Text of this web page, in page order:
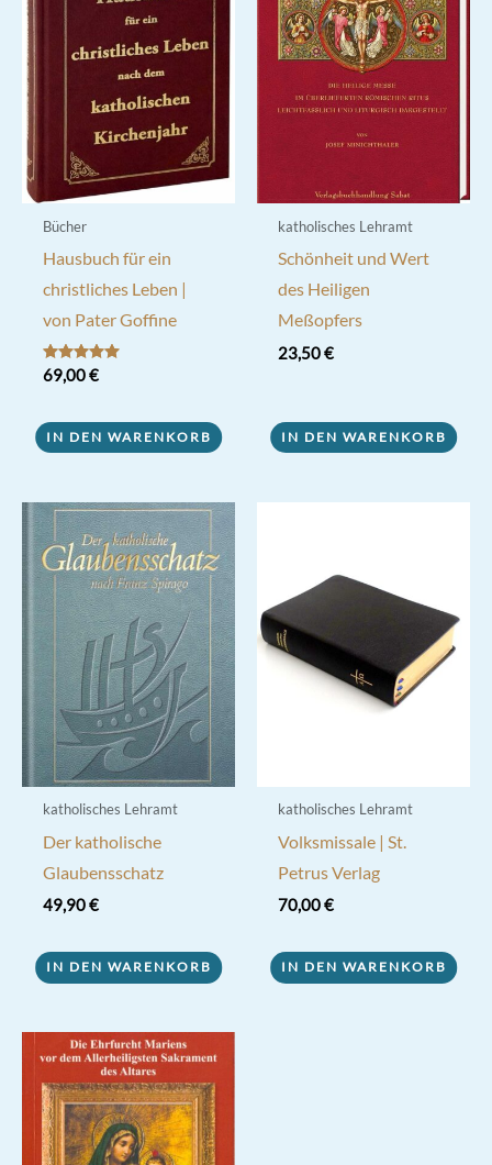
Bücher
Hausbuch für ein
christliches Leben |
von Pater Goffine
Bewertet mit
5.00
69,00€
IN DEN WARENKORB
katholisches Lehramt
Schönheit und Wert
des Heiligen
Meßopfers
23,50€
IN DEN WARENKORB
katholisches Lehramt
Der katholische
Glaubensschatz
49,90€
IN DEN WARENKORB
katholisches Lehramt
Volksmissale | St.
Petrus Verlag
70,00€
IN DEN WARENKORB